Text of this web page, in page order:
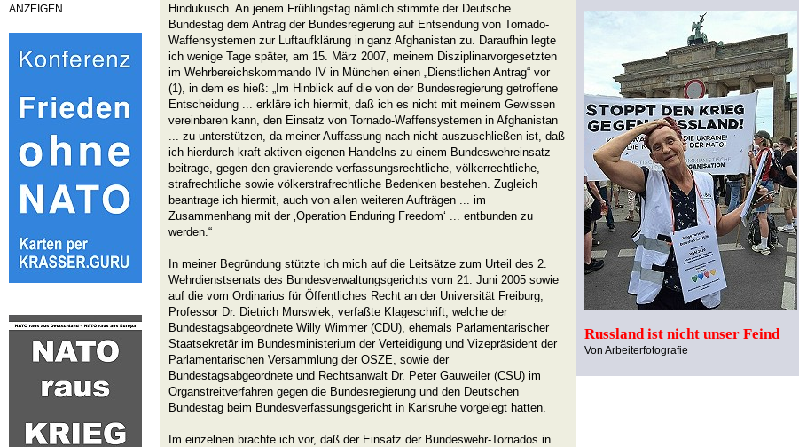
ANZEIGEN
Hindukusch. An jenem Frühlingstag nämlich stimmte der Deutsche
Bundestag dem Antrag der Bundesregierung auf Entsendung von Tornado-
Waffensystemen zur Luftaufklärung in ganz Afghanistan zu. Daraufhin legte
ich wenige Tage später, am 15. März 2007, meinem Disziplinarvorgesetzten
im Wehrbereichskommando IV in München einen „Dienstlichen Antrag“ vor
(1), in dem es hieß: „Im Hinblick auf die von der Bundesregierung getroffene
Entscheidung ... erkläre ich hiermit, daß ich es nicht mit meinem Gewissen
vereinbaren kann, den Einsatz von Tornado-Waffensystemen in Afghanistan
... zu unterstützen, da meiner Auffassung nach nicht auszuschließen ist, daß
ich hierdurch kraft aktiven eigenen Handelns zu einem Bundeswehreinsatz
beitrage, gegen den gravierende verfassungsrechtliche, völkerrechtliche,
strafrechtliche sowie völkerstrafrechtliche Bedenken bestehen. Zugleich
beantrage ich hiermit, auch von allen weiteren Aufträgen ... im
Zusammenhang mit der ‚Operation Enduring Freedom‘ ... entbunden zu
werden.“
In meiner Begründung stützte ich mich auf die Leitsätze zum Urteil des 2.
Wehrdienstsenats des Bundesverwaltungsgerichts vom 21. Juni 2005 sowie
auf die vom Ordinarius für Öffentliches Recht an der Universität Freiburg,
Professor Dr. Dietrich Murswiek, verfaßte Klageschrift, welche der
Bundestagsabgeordnete Willy Wimmer (CDU), ehemals Parlamentarischer
Staatsekretär im Bundesministerium der Verteidigung und Vizepräsident der
Parlamentarischen Versammlung der OSZE, sowie der
Bundestagsabgeordnete und Rechtsanwalt Dr. Peter Gauweiler (CSU) im
Organstreitverfahren gegen die Bundesregierung und den Deutschen
Bundestag beim Bundesverfassungsgericht in Karlsruhe vorgelegt hatten.
Im einzelnen brachte ich vor, daß der Einsatz der Bundeswehr-Tornados in
Russland ist nicht unser Feind
Von Arbeiterfotografie